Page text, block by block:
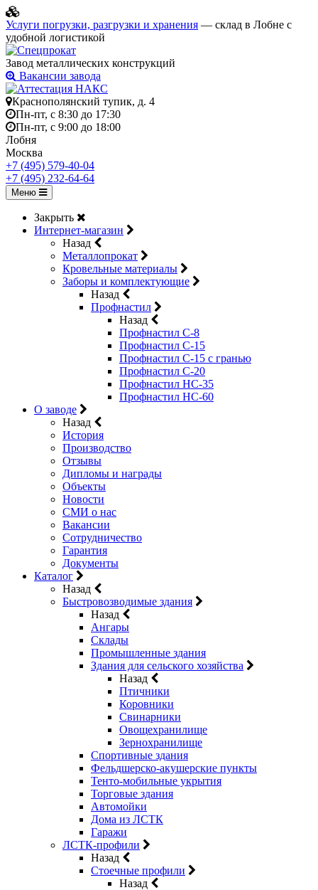
Услуги погрузки, разгрузки и хранения — склад в Лобне с
удобной логистикой
Завод металлических конструкций
Вакансии завода
Краснополянский тупик, д. 4
Пн-пт, с 8:30 до 17:30
Пн-пт, с 9:00 до 18:00
Лобня
Москва
+7 (495) 579-40-04
+7 (495) 232-64-64
Меню
Закрыть
Интернет-магазин
Назад
Металлопрокат
Кровельные материалы
Заборы и комплектующие
Назад
Профнастил
Назад
Профнастил С-8
Профнастил С-15
Профнастил C-15 с гранью
Профнастил C-20
Профнастил НС-35
Профнастил НС-60
О заводе
Назад
История
Производство
Отзывы
Дипломы и награды
Объекты
Новости
СМИ о нас
Вакансии
Сотрудничество
Гарантия
Документы
Каталог
Назад
Быстровозводимые здания
Назад
Ангары
Склады
Промышленные здания
Здания для сельского хозяйства
Назад
Птичники
Коровники
Свинарники
Овощехранилище
Зернохранилище
Спортивные здания
Фельдшерско-акушерские пункты
Тенто-мобильные укрытия
Торговые здания
Автомойки
Дома из ЛСТК
Гаражи
ЛСТК-профили
Назад
Стоечные профили
Назад